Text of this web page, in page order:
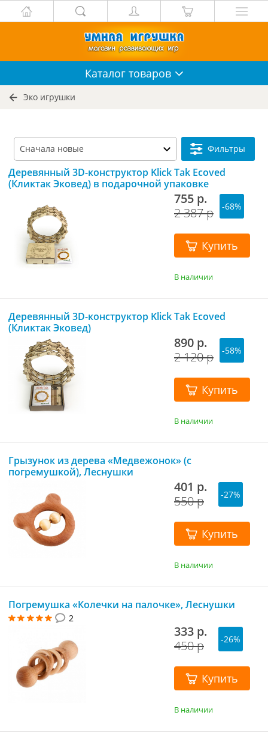
Каталог товаров
Эко игрушки
Фильтры
Деревянный 3D-конструктор Klick Tak Ecoved
(Кликтак Эковед) в подарочной упаковке
755 р.
2 387 р
-68%
Купить
В наличии
Деревянный 3D-конструктор Klick Tak Ecoved
(Кликтак Эковед)
890 р.
2 120 р
-58%
Купить
В наличии
Грызунок из дерева «Медвежонок» (с
погремушкой), Леснушки
401 р.
550 р
-27%
Купить
В наличии
Погремушка «Колечки на палочке», Леснушки
2
333 р.
450 р
-26%
Купить
В наличии